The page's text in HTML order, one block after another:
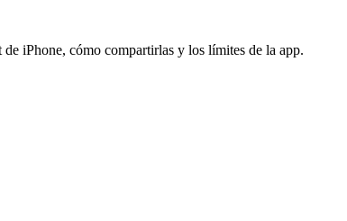
iPhone, cómo compartirlas y los límites de la app.